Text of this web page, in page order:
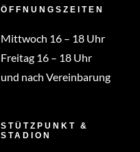
ÖFFNUNGSZEITEN
Mittwoch 16 – 18 Uhr
Freitag 16 – 18 Uhr
und nach Vereinbarung
STÜTZPUNKT &
STADION